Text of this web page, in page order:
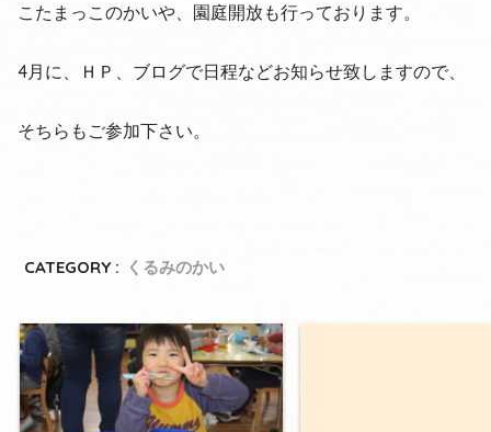
こたまっこのかいや、園庭開放も行っております。
4月に、ＨＰ、ブログで日程などお知らせ致しますので、
そちらもご参加下さい。
CATEGORY : くるみのかい